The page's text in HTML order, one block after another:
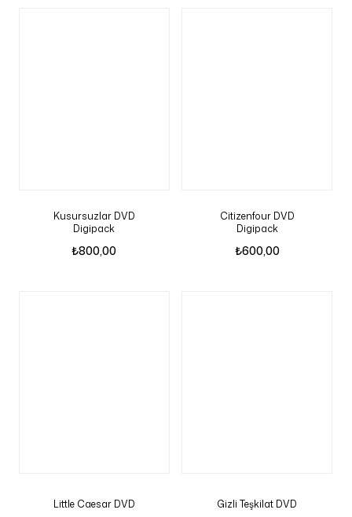
Kusursuzlar DVD
Digipack
₺800,00
Citizenfour DVD
Digipack
₺600,00
Little Caesar DVD Gizli Teşkilat DVD